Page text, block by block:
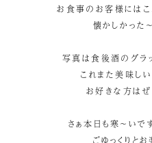
お食事のお客様にはこ
懐かしかった
写真は食後酒のグラ
これまた美味し
お好きな方はぜ
さぁ本日も寒～いで
ごゆっくりとお